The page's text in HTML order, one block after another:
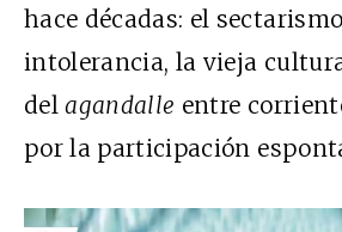
hace décadas: el
intolerancia, la vieja
delagandalle entre
por la participación